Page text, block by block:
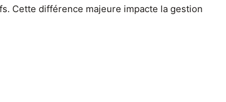
Cette différence majeure impacte la gestion